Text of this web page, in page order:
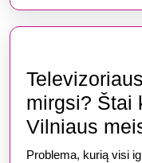
ir
mirgsi? Štai
Vilniaus
Problema, kurią visi